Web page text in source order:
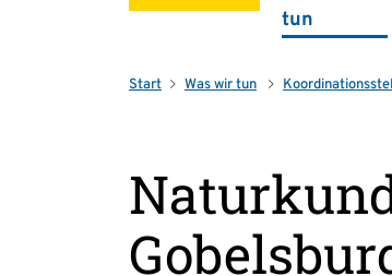
Navigation
tun
Start Was wir tun